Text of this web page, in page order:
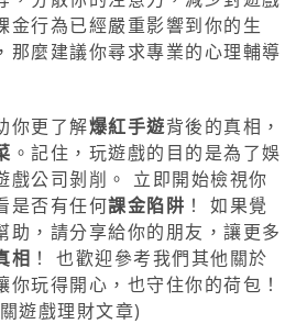
金行為已經嚴重影響到你的生
那麼建議你尋求專業的心理輔導
你更了解爆紅手遊背後的真相，
。記住，玩遊戲的目的是為了娛
戲公司剝削。 立即開始檢視你
是否有任何課金陷阱 ！ 如果覺
助，請分享給你的朋友，讓更多
相 ！ 也歡迎參考我們其他關於
你玩得開心，也守住你的荷包！
遊戲理財文章)